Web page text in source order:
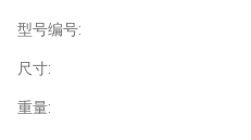
型号编号:
尺寸:
重量: